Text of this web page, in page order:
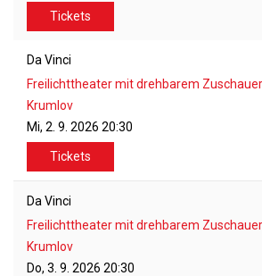
Tickets
Da Vinci
Freilichttheater mit drehbarem
Krumlov
Mi, 2. 9. 2026 20:30
Tickets
Da Vinci
Freilichttheater mit drehbarem
Krumlov
Do, 3. 9. 2026 20:30